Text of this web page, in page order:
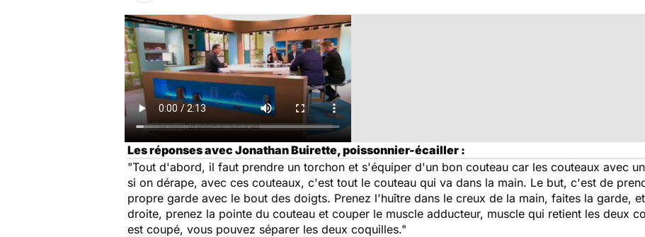
Les réponses avec Jonathan Buirette, poissonnier-écailler :
"Tout d'abord, il faut prendre un torchon et s'équiper d'un bon couteau car les couteaux avec
si on dérape, avec ces couteaux, c'est tout le couteau qui va dans la main. Le but, c'est de
propre garde avec le bout des doigts. Prenez l'huître dans le creux de la main, faites la garde,
droite, prenez la pointe du couteau et couper le muscle adducteur, muscle qui retient les deux
est coupé, vous pouvez séparer les deux coquilles."